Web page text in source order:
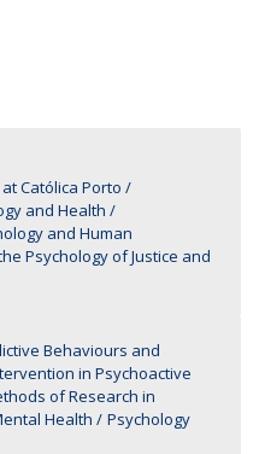
Católica Porto
and Health
and Human
Psychology of Justice and
Behaviours and
in Psychoactive
of Research in
Health
Psychology